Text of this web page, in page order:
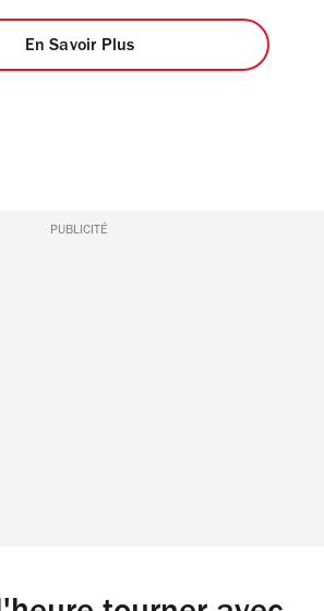
En Savoir Plus
PUBLICITÉ